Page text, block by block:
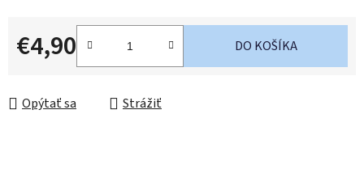
€4,90
Jednotková cena:
DO KOŠÍKA
Opýtať sa Strážiť